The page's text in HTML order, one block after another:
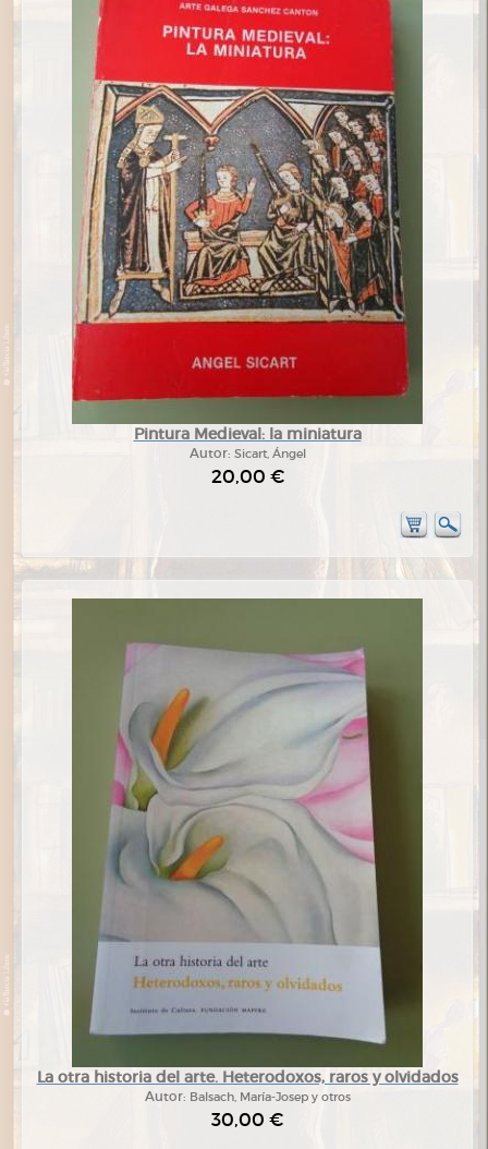
Pintura Medieval: la miniatura
Autor: Sicart, Ángel
20,00 €
La otra historia del arte. Heterodoxos, raros y olvidados
Autor: Balsach, María-Josep y otros
30,00 €